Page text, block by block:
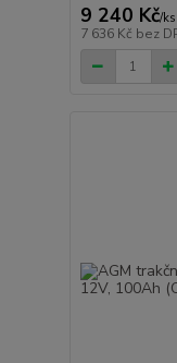
9 240 Kč/ks
7 636 Kč bez